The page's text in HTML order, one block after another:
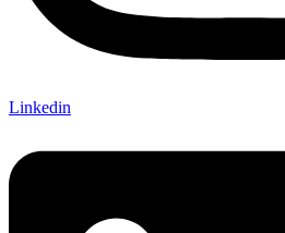
Linkedin